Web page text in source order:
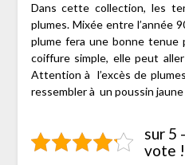
Dans cette collection, les
plumes. Mixée entre l’année
plume fera une bonne tenue
coiffure simple, elle peut
Attention à l’excès de
ressembler à un poussin
sur 5
vote !